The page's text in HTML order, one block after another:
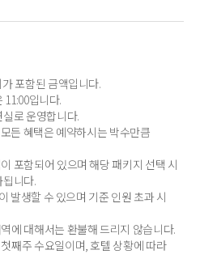
포함된 금액입니다.
11:00입니다.
로 운영합니다.
든 혜택은 예약하시는 박수만큼
포함되어 있으며 해당 패키지 선택 시
니다.
발생할 수 있으며 기준 인원 초과 시
에 대해서는 환불해 드리지 않습니다.
째주 수요일이며, 호텔 상황에 따라